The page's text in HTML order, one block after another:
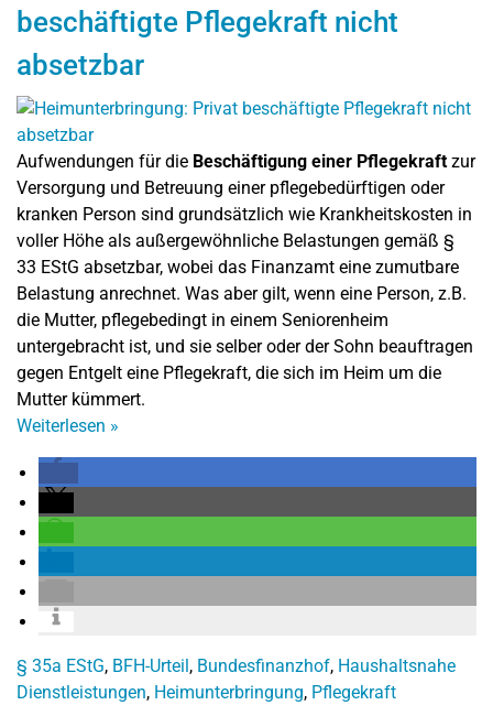
beschäftigte Pflegekraft nicht
absetzbar
Aufwendungen für die Beschäftigung einer Pflegekraftzur
Versorgung und Betreuung einer pflegebedürftigen oder
kranken Person sind grundsätzlich wie Krankheitskosten in
voller Höhe als außergewöhnliche Belastungen gemäß §
33 EStG absetzbar, wobei das Finanzamt eine zumutbare
Belastung anrechnet. Was aber gilt, wenn eine Person, z.B.
die Mutter, pflegebedingt in einem Seniorenheim
untergebracht ist, und sie selber oder der Sohn beauftragen
gegen Entgelt eine Pflegekraft, die sich im Heim um die
Mutter kümmert.
Weiterlesen »
§ 35a EStG, BFH-Urteil, Bundesfinanzhof, Haushaltsnahe
Dienstleistungen, Heimunterbringung, Pflegekraft